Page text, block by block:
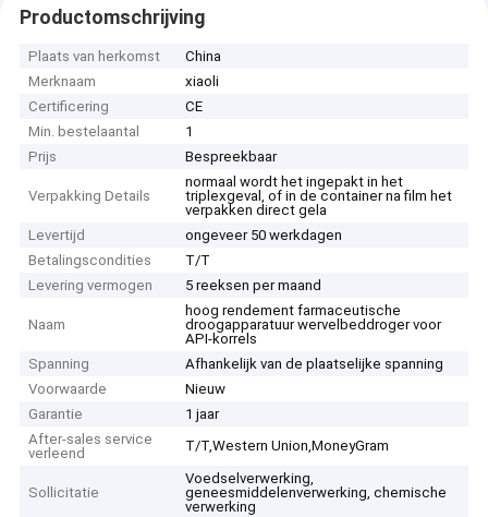
Productomschrijving
Plaats van herkomst
China
Merknaam
xiaoli
Certificering
CE
Min. bestelaantal
1
Prijs
Bespreekbaar
Verpakking Details
normaal wordt het ingepakt in het
triplexgeval, of in de container na film het
verpakken direct gela
Levertijd
ongeveer 50 werkdagen
Betalingscondities
T/T
Levering vermogen
5 reeksen per maand
Naam
hoog rendement farmaceutische
droogapparatuur wervelbeddroger voor
API-korrels
Spanning
Afhankelijk van de plaatselijke spanning
Voorwaarde
Nieuw
Garantie
1 jaar
After-sales service
verleend
T/T,Western Union,MoneyGram
Sollicitatie
Voedselverwerking,
geneesmiddelenverwerking, chemische
verwerking